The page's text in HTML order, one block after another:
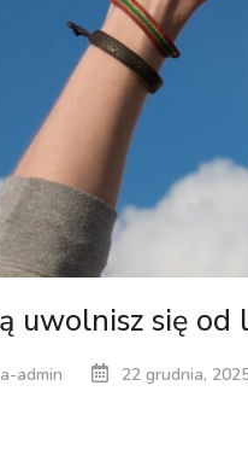
uwolnisz się od
admin 22 grudnia,